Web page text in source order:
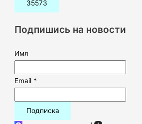
:Подпишись на новости
Имя
Email *